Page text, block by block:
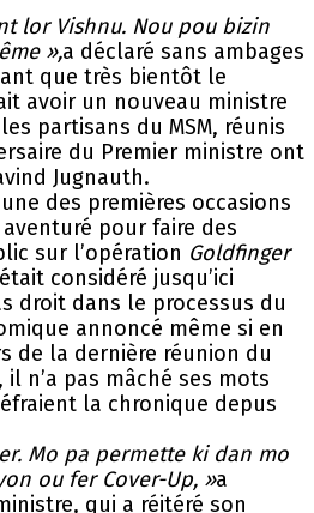
lor Vishnu. Nou pou bizin
»,a déclaré sans ambages
que très bientôt le
avoir un nouveau ministre
partisans du MSM, réunis
du Premier ministre ont
Jugnauth.
des premières occasions
pour faire des
sur l’opération Goldfinger
considéré jusqu’ici
droit dans le processus du
annoncé même si en
de la dernière réunion du
n’a pas mâché ses mots
la chronique depus
Mo pa permette ki dan mo
ou fer Cover-Up, »a
qui a réitéré son